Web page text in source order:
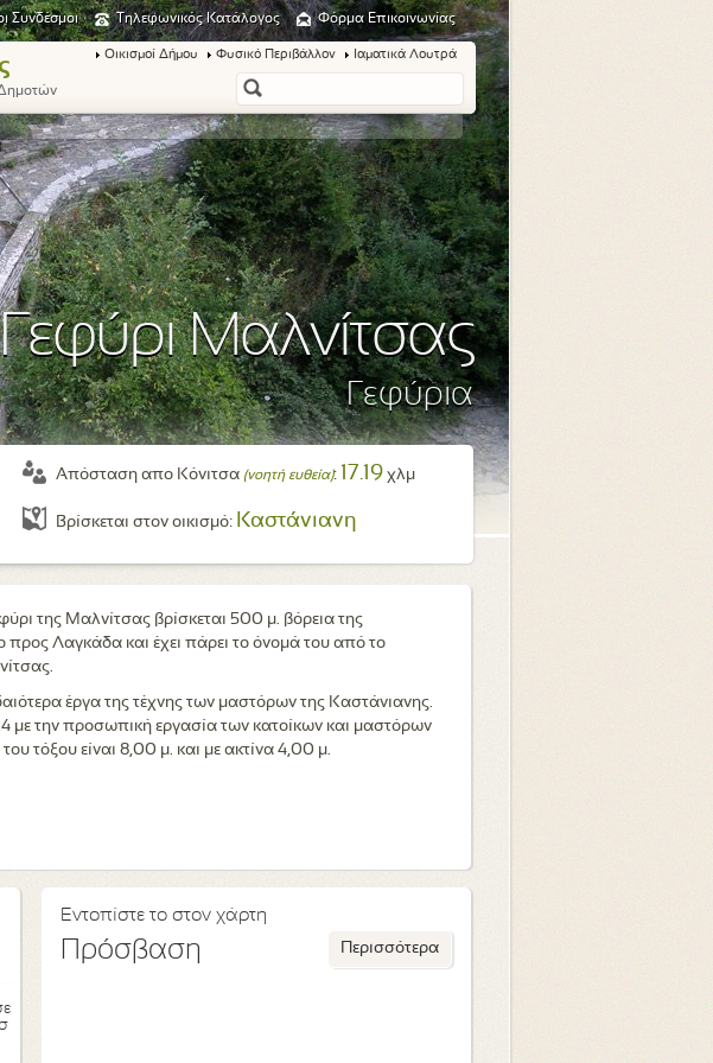
Συνδέσμοι Τηλεφωνικός Κατάλογος Φόρμα Επικοινωνίας
Οικισμοί Δήμου Φυσικό Περιβάλλον Ιαματικά Λουτρά
Γεφύρι Μαλνίτσας
Γεφύρια
Απόσταση απο Κόνιτσα (νοητή ευθεία): 17.19 χλμ
Βρίσκεται στον οικισμό: Καστάνιανη
της Μαλνίτσας βρίσκεται 500 μ. βόρεια της
προς Λαγκάδα και έχει πάρει το όνομά του από το
έργα της τέχνης των μαστόρων της Καστάνιανης.
με την προσωπική εργασία των κατοίκων και μαστόρων
τόξου είναι 8,00 μ. και με ακτίνα 4,00 μ.
Εντοπίστε το στον χάρτη
Πρόσβαση Περισσότερα